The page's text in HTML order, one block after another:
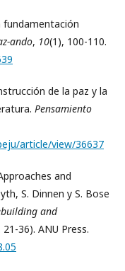
fundamentación
ando, 10(1), 100-110.
de la paz y la
Pensamiento
article/view/36637
and
S. Dinnen y S. Bose
and
21-36). ANU Press.